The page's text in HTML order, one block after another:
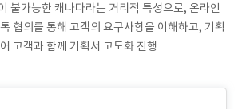
불가능한 캐나다라는 거리적 특성으로, 온라인
협의를 통해 고객의 요구사항을 이해하고, 기획
고객과 함께 기획서 고도화 진행